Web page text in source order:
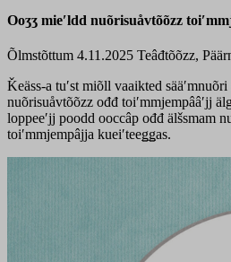
Ooʒʒ mieʹldd nuõrisuåvtõõzz
Õlmstõttum 4.11.2025 Teâđtõõzz,
Ǩeäss-a tuʹst miõll vaaikted sääʹmnuõri
nuõrisuåvtõõzz ođđ toiʹmmjempââʹjj
loppeeʹjj poodd ooccâp ođđ älšsmam
toiʹmmjempâjja kueiʹteeǥǥas.